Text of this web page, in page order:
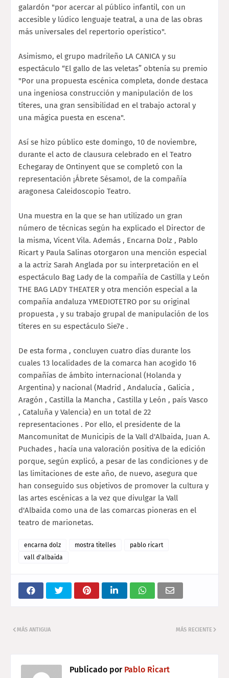
galardón "por acercar al público infantil, con un
accesible y lúdico lenguaje teatral, a una de las obras
más universales del repertorio operístico".
Asimismo, el grupo madrileño LA CANICA y su
espectáculo “El gallo de las veletas” obtenía su premio
"Por una propuesta escénica completa, donde destaca
una ingeniosa construcción y manipulación de los
títeres, una gran sensibilidad en el trabajo actoral y
una mágica puesta en escena".
Así se hizo público este domingo, 10 de noviembre,
durante el acto de clausura celebrado en el Teatro
Echegaray de Ontinyent que se completó con la
representación ¡Ábrete Sésamo!, de la compañía
aragonesa Caleidoscopio Teatro.
Una muestra en la que se han utilizado un gran
número de técnicas según ha explicado el Director de
la misma, Vicent Vila. Además , Encarna Dolz , Pablo
Ricart y Paula Salinas otorgaron una mención especial
a la actriz Sarah Anglada por su interpretación en el
espectáculo Bag Lady de la compañía de Castilla y León
THE BAG LADY THEATER y otra mención especial a la
compañía andaluza YMEDIOTETRO por su original
propuesta , y su trabajo grupal de manipulación de los
títeres en su espectáculo Sie7e .
De esta forma , concluyen cuatro días durante los
cuales 13 localidades de la comarca han acogido 16
compañías de ámbito internacional (Holanda y
Argentina) y nacional (Madrid , Andalucía , Galicia ,
Aragón , Castilla la Mancha , Castilla y León , país Vasco
, Cataluña y Valencia) en un total de 22
representaciones . Por ello, el presidente de la
Mancomunitat de Municipis de la Vall d'Albaida, Juan A.
Puchades , hacía una valoración positiva de la edición
porque, según explicó, a pesar de las condiciones y de
las limitaciones de este año, de nuevo, asegura que
han conseguido sus objetivos de promover la cultura y
las artes escénicas a la vez que divulgar la Vall
d'Albaida como una de las comarcas pioneras en el
teatro de marionetas.
encarna dolz mostra titelles
pablo ricart
vall d'albaida
MÁS RECIENTE
MÁS ANTIGUA
Publicado porPablo Ricart